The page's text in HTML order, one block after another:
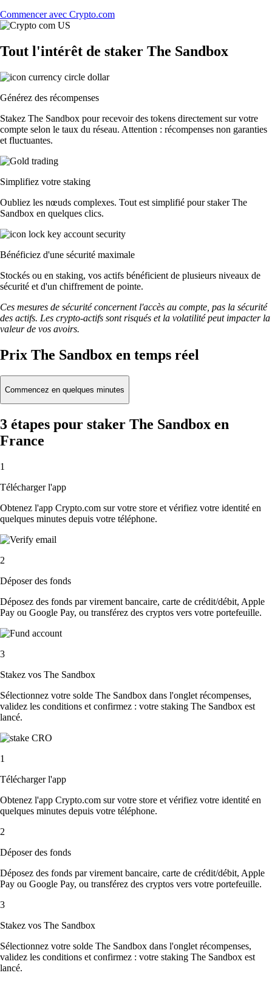
Commencer avec Crypto.com
Tout l'intérêt de staker The Sandbox
Générez des récompenses
Stakez The Sandbox pour recevoir des tokens directement sur votre
compte selon le taux du réseau. Attention : récompenses non garanties
et fluctuantes.
Simplifiez votre staking
Oubliez les nœuds complexes. Tout est simplifié pour staker The
Sandbox en quelques clics.
Bénéficiez d'une sécurité maximale
Stockés ou en staking, vos actifs bénéficient de plusieurs niveaux de
sécurité et d'un chiffrement de pointe.
Ces mesures de sécurité concernent l'accès au compte, pas la sécurité
des actifs. Les crypto-actifs sont risqués et la volatilité peut impacter la
valeur de vos avoirs.
Prix The Sandbox en temps réel
Commencez en quelques minutes
3 étapes pour staker The Sandbox en
France
1
Télécharger l'app
Obtenez l'app Crypto.com sur votre store et vérifiez votre identité en
quelques minutes depuis votre téléphone.
2
Déposer des fonds
Déposez des fonds par virement bancaire, carte de crédit/débit, Apple
Pay ou Google Pay, ou transférez des cryptos vers votre portefeuille.
3
Stakez vos The Sandbox
Sélectionnez votre solde The Sandbox dans l'onglet récompenses,
validez les conditions et confirmez : votre staking The Sandbox est
lancé.
1
Télécharger l'app
Obtenez l'app Crypto.com sur votre store et vérifiez votre identité en
quelques minutes depuis votre téléphone.
2
Déposer des fonds
Déposez des fonds par virement bancaire, carte de crédit/débit, Apple
Pay ou Google Pay, ou transférez des cryptos vers votre portefeuille.
3
Stakez vos The Sandbox
Sélectionnez votre solde The Sandbox dans l'onglet récompenses,
validez les conditions et confirmez : votre staking The Sandbox est
lancé.